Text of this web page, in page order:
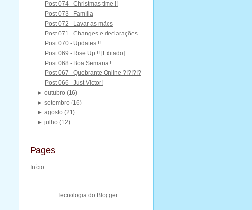
Post 074 - Christmas time !!
Post 073 - Família
Post 072 - Lavar as mãos
Post 071 - Changes e declarações...
Post 070 - Updates !!
Post 069 - Rise Up !! [Editado]
Post 068 - Boa Semana !
Post 067 - Quebrante Online ?!?!?!?
Post 066 - Just Victor!
►outubro(16)
►setembro(16)
►agosto(21)
►julho(12)
Pages
Início
Tecnologia do Blogger.